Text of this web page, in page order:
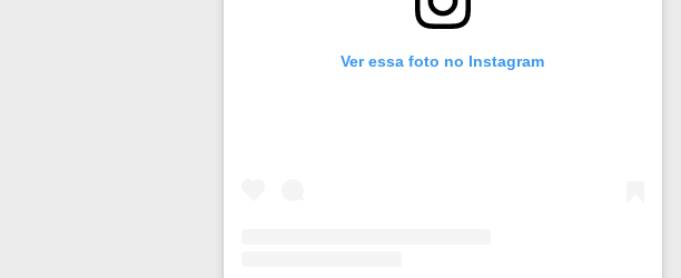
Ver essa foto no Instagram